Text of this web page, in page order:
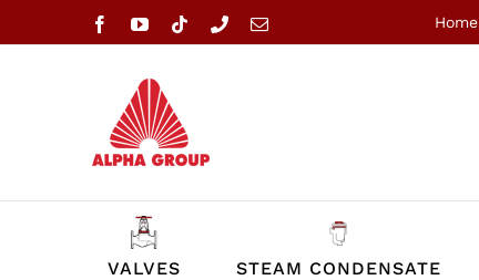
to
FacebookYouTubeTiktokPhoneEmail Home
VALVES STEAM CONDENSATE